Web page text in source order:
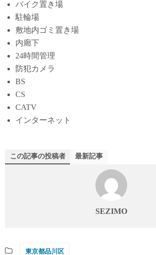
バイク置き場
駐輪場
敷地内ゴミ置き場
内廊下
24時間管理
防犯カメラ
BS
CS
CATV
インターネット
この記事の投稿者 最新記事
SEZIMO
東京都品川区